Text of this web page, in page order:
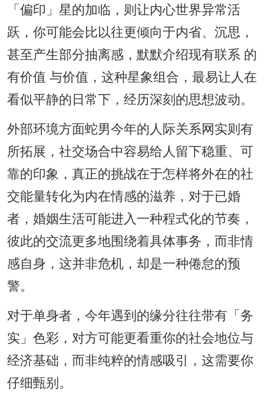
「偏印」星的加临，则让内心世界异常活
跃，你可能会比以往更倾向于内省、沉思，
甚至产生部分抽离感，默默介绍现有联系 的
有价值 与价值，这种星象组合，最易让人在
看似平静的日常下，经历深刻的思想波动。
外部环境方面蛇男今年的人际关系网实则有
所拓展，社交场合中容易给人留下稳重、可
靠的印象，真正的挑战在于怎样将外在的社
交能量转化为内在情感的滋养，对于已婚
者，婚姻生活可能进入一种程式化的节奏，
彼此的交流更多地围绕着具体事务，而非情
感自身，这并非危机，却是一种倦怠的预
警。
对于单身者，今年遇到的缘分往往带有「务
实」色彩，对方可能更看重你的社会地位与
经济基础，而非纯粹的情感吸引，这需要你
仔细甄别。